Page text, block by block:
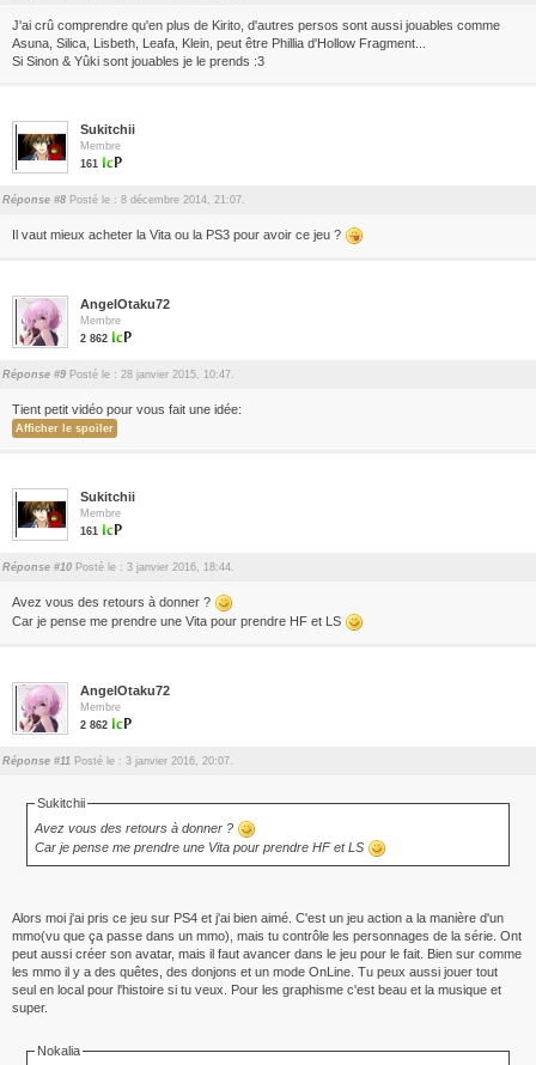
J'ai crû comprendre qu'en plus de Kirito, d'autres persos sont aussi jouables comme
Asuna, Silica, Lisbeth, Leafa, Klein, peut être Phillia d'Hollow Fragment...
Si Sinon & Yûki sont jouables je le prends :3
Sukitchii
Membre
161
Réponse #8 Posté le : 8 décembre 2014, 21:07.
Il vaut mieux acheter la Vita ou la PS3 pour avoir ce jeu ?
AngelOtaku72
Membre
2 862
Réponse #9 Posté le : 28 janvier 2015, 10:47.
Tient petit vidéo pour vous fait une idée:
Sukitchii
Membre
161
Réponse #10 Posté le : 3 janvier 2016, 18:44.
Avez vous des retours à donner ?
Car je pense me prendre une Vita pour prendre HF et LS
AngelOtaku72
Membre
2 862
Réponse #11 Posté le : 3 janvier 2016, 20:07.
Sukitchii
Avez vous des retours à donner ?
Car je pense me prendre une Vita pour prendre HF et LS
Alors moi j'ai pris ce jeu sur PS4 et j'ai bien aimé. C'est un jeu action a la manière d'un
mmo(vu que ça passe dans un mmo), mais tu contrôle les personnages de la série. Ont
peut aussi créer son avatar, mais il faut avancer dans le jeu pour le fait. Bien sur comme
les mmo il y a des quêtes, des donjons et un mode OnLine. Tu peux aussi jouer tout
seul en local pour l'histoire si tu veux. Pour les graphisme c'est beau et la musique et
super.
Nokalia